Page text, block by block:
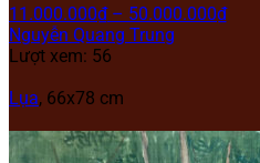
11.000.000₫ – 50.000.000₫
Nguyễn Quang Trung
Lượt xem: 56
Lụa, 66x78 cm